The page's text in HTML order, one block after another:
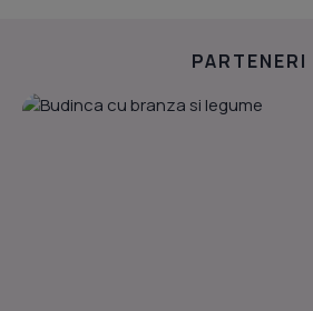
PARTENERI